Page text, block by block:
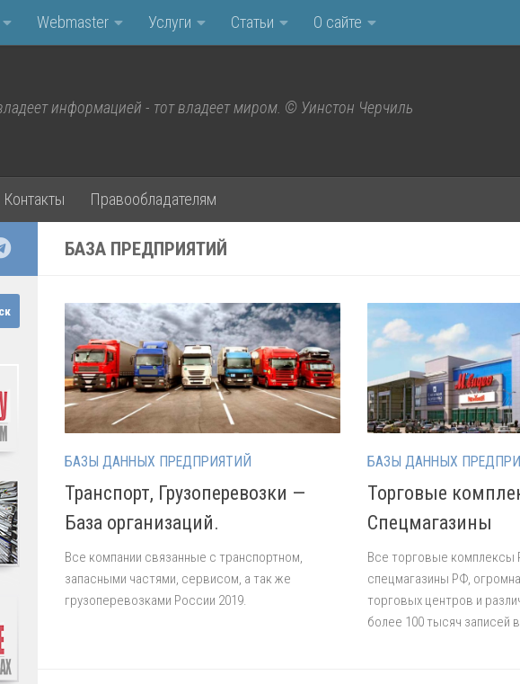
Webmaster Услуги Статьи О сайте
информацией - тот владеет миром. © Уинстон Черчиль
Контакты Правообладателям
БАЗА ПРЕДПРИЯТИЙ
БАЗЫ ДАННЫХ ПРЕДПРИЯТИЙ
Транспорт, Грузоперевозки —
База организаций.
Все компании связанные с транспортном,
запасными частями, сервисом, а так же
грузоперевозками России 2019.
БАЗЫ ДАННЫХ
Торговые
Спецмагазины
Все торговые комплексы
спецмагазины РФ,
торговых центров и
более 100 тысяч записей